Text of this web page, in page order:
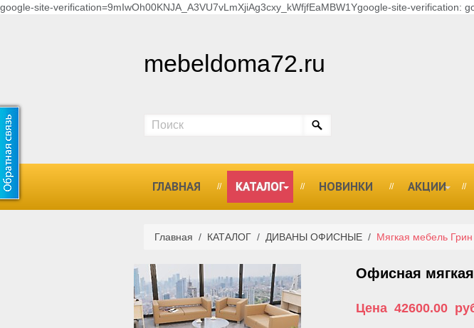
google-site-verification=9mIwOh00KNJA_A3VU7vLmXjiAg3cxy_kWfjfEaMBW1Ygoogle-site-verification:
mebeldoma72.ru
ГЛАВНАЯ КАТАЛОГ НОВИНКИ АКЦИИ
Главная / КАТАЛОГ / ДИВАНЫ ОФИСНЫЕ / Мягкая мебель Грин
Офисная
Цена 42600.00